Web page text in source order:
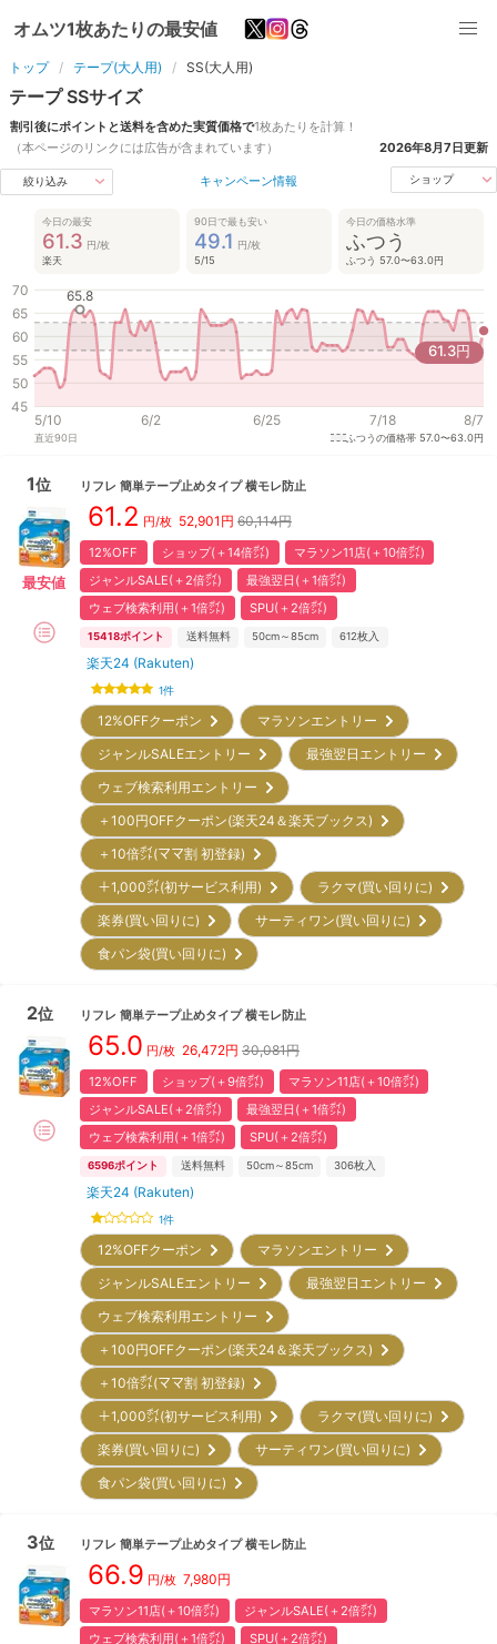
オムツ1枚あたりの最安値
トップ テープ(大人用) SS(大人用)
テープ SSサイズ
割引後にポイントと送料を含めた実質価格で1枚あたりを計算！
（本ページのリンクには広告が含まれています）
2026年8月7日更新
絞り込み キャンペーン情報 ショップ
今日の最安
61.3 円/枚
楽天
90日で最も安い
49.1 円/枚
5/15
今日の価格水準
ふつう
ふつう 57.0〜63.0円
45
50
55
60
65
70
5/10 6/2 6/25 7/18 8/7
65.8
61.3円
直近90日 ふつうの価格帯57.0〜63.0円
1位
最安値
リフレ 簡単テープ止めタイプ 横モレ防止
61.2 円/枚 52,901 円 60,114円
12%OFF ショップ(＋14倍㌽)
マラソン11店(＋10倍㌽)
ジャンルSALE(＋2倍㌽)
最強翌日(＋1倍㌽)
ウェブ検索利用(＋1倍㌽)
SPU(＋2倍㌽)
15418ポイント 送料無料 50cm～85cm 612枚入
楽天24 (Rakuten)
1件
12%OFFクーポン
マラソンエントリー
ジャンルSALEエントリー
最強翌日エントリー
ウェブ検索利用エントリー
＋100円OFFクーポン(楽天24＆楽天ブックス)
＋10倍㌽(ママ割 初登録)
＋1,000㌽(初サービス利用)
ラクマ(買い回りに)
楽券(買い回りに)
サーティワン(買い回りに)
食パン袋(買い回りに)
2位 リフレ 簡単テープ止めタイプ 横モレ防止
65.0 円/枚 26,472円 30,081円
12%OFF ショップ(＋9倍㌽)
マラソン11店(＋10倍㌽)
ジャンルSALE(＋2倍㌽)
最強翌日(＋1倍㌽)
ウェブ検索利用(＋1倍㌽)
SPU(＋2倍㌽)
6596ポイント 送料無料 50cm～85cm 306枚入
楽天24 (Rakuten)
1件
12%OFFクーポン
マラソンエントリー
ジャンルSALEエントリー
最強翌日エントリー
ウェブ検索利用エントリー
＋100円OFFクーポン(楽天24＆楽天ブックス)
＋10倍㌽(ママ割 初登録)
＋1,000㌽(初サービス利用)
ラクマ(買い回りに)
楽券(買い回りに)
サーティワン(買い回りに)
食パン袋(買い回りに)
3位 リフレ 簡単テープ止めタイプ 横モレ防止
66.9 円/枚 7,980円
マラソン11店(＋10倍㌽)
ジャンルSALE(＋2倍㌽)
ウェブ検索利用(＋1倍㌽)
SPU(＋2倍㌽)